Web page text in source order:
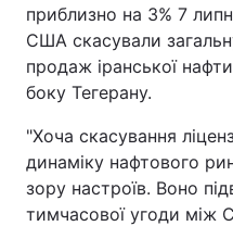
приблизно на 3% 7
США скасували
продаж іранської
боку Тегерану.
"Хоча скасування
динаміку нафтового
зору настроїв. Воно
тимчасової угоди між